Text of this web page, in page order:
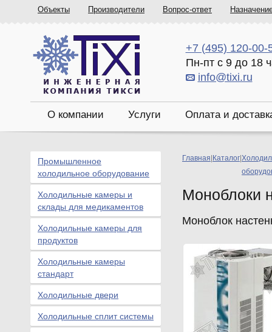
Объекты Производители Вопрос-ответ
+7 (495) 120-00-
Пн-пт с 9 до 18
info@tixi.ru
О компании Услуги Оплата и
Главная Каталог
Моноблоки
Моноблок
Промышленное
холодильное оборудование
Холодильные камеры и
склады для медикаментов
Холодильные камеры для
продуктов
Холодильные камеры
стандарт
Холодильные двери
Холодильные сплит системы